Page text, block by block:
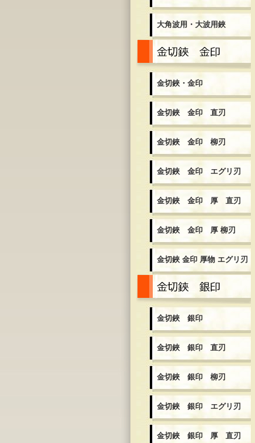
大角波用・大波用鋏
金切鋏・金印
金切鋏 金印 直刃
金切鋏 金印 柳刃
金切鋏 金印 エグリ刃
金切鋏 金印 厚 直刃
金切鋏 金印 厚 柳刃
金切鋏 金印 厚物 エグリ刃
金切鋏 銀印
金切鋏 銀印 直刃
金切鋏 銀印 柳刃
金切鋏 銀印 エグリ刃
金切鋏 銀印 厚 直刃